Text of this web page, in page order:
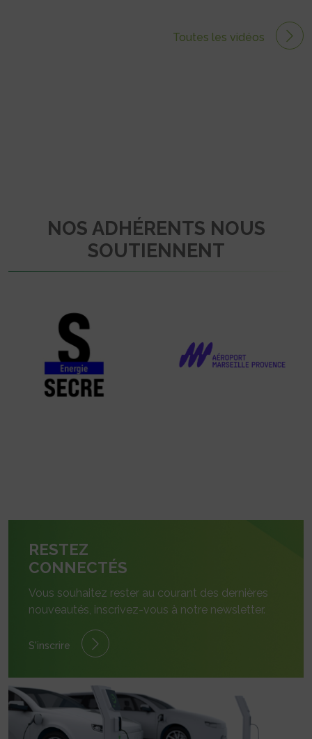
Toutes les vidéos
NOS ADHÉRENTS NOUS
SOUTIENNENT
RESTEZ
CONNECTÉS
Vous souhaitez rester au courant des dernières
nouveautés, inscrivez-vous à notre newsletter.
S'inscrire